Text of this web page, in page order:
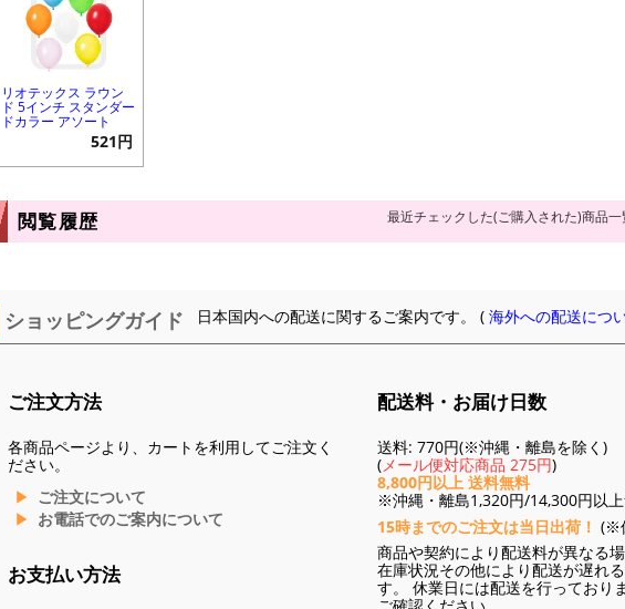
リオテックス ラウン
ド 5インチ スタンダー
ドカラー アソート
521円
閲覧履歴 最近チェックした(ご購入された)商品一
ショッピングガイド 日本国内への配送に関するご案内です。 (海外への配送につ
ご注文方法
各商品ページより、カートを利用してご注文く
ださい。
ご注文について
お電話でのご案内について
お支払い方法
配送料・お届け日数
送料: 770円(※沖縄・離島を除く)
(メール便対応商品 275円)
8,800円以上 送料無料
※沖縄・離島1,320円/14,300円以
15時までのご注文は当日出荷！ (※
商品や契約により配送料が異なる場
在庫状況その他により配送が遅れ
す。 休業日には配送を行っており